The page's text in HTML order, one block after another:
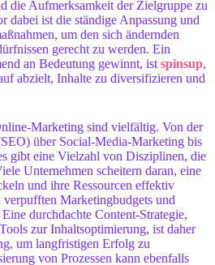
die Aufmerksamkeit der Zielgruppe zu
dabei ist die ständige Anpassung und
um den sich ändernden
gerecht zu werden. Ein
an Bedeutung gewinnt, ist spinsup,
abzielt, Inhalte zu diversifizieren und
Marketing sind vielfältig. Von der
über Social-Media-Marketing bis
gibt eine Vielzahl von Disziplinen, die
Unternehmen scheitern daran, eine
und ihre Ressourcen effektiv
Marketingbudgets und
durchdachte Content-Strategie,
zur Inhaltsoptimierung, ist daher
um langfristigen Erfolg zu
von Prozessen kann ebenfalls